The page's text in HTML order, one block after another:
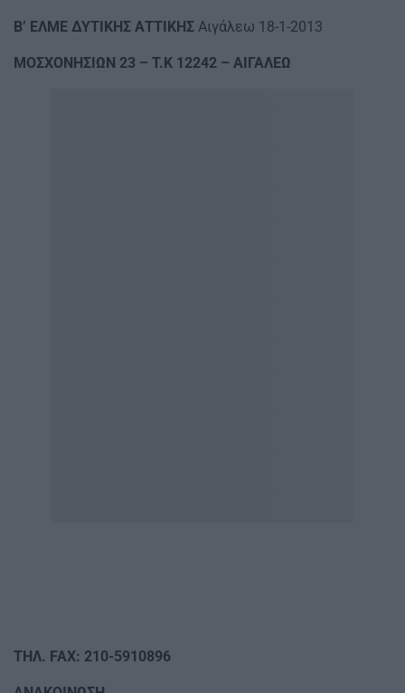
Β’ ΕΛΜΕ ΔΥΤΙΚΗΣ ΑΤΤΙΚΗΣ Αιγάλεω 18-1-2013
ΜΟΣΧΟΝΗΣΙΩΝ 23 – Τ.Κ 12242 – ΑΙΓΑΛΕΩ
ΤΗΛ. FAX: 210-5910896